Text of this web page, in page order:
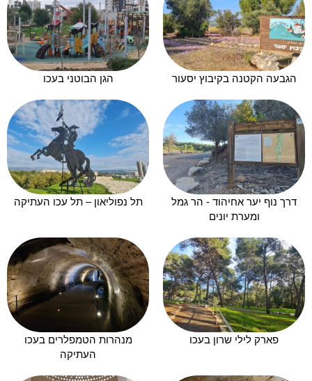
הגבעה הקטנה בקיבוץ יסעור הגן הבוטני בעכו
דרך נוף יער אחיהוד - הר גמל
ומערת יונים
תל נפוליאון – תל עכו העתיקה
פארק לילי שרון בעכו
מנהרות הטמפלרים בעכו
העתיקה